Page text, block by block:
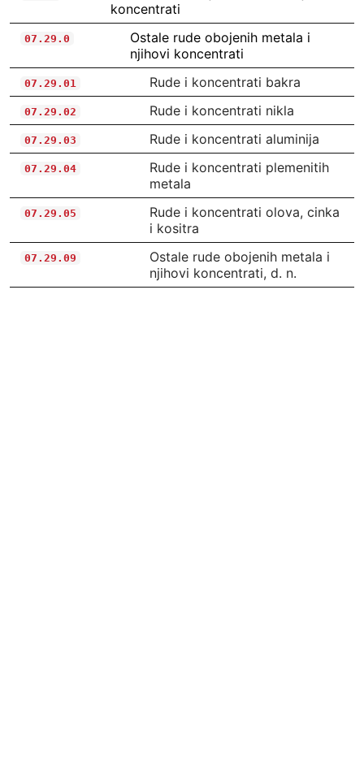
koncentrati
07.29.0
Ostale rude obojenih metala i
njihovi koncentrati
07.29.01 Rude i koncentrati bakra
07.29.02 Rude i koncentrati nikla
07.29.03 Rude i koncentrati aluminija
07.29.04
Rude i koncentrati plemenitih
metala
07.29.05
Rude i koncentrati olova, cinka
i kositra
07.29.09
Ostale rude obojenih metala i
njihovi koncentrati, d. n.